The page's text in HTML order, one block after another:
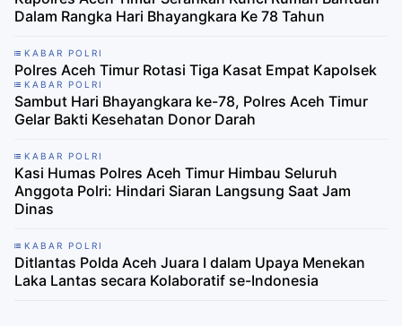
Dalam Rangka Hari Bhayangkara Ke 78 Tahun
KABAR POLRI
Polres Aceh Timur Rotasi Tiga Kasat Empat Kapolsek
KABAR POLRI
Sambut Hari Bhayangkara ke-78, Polres Aceh Timur
Gelar Bakti Kesehatan Donor Darah
KABAR POLRI
Kasi Humas Polres Aceh Timur Himbau Seluruh
Anggota Polri: Hindari Siaran Langsung Saat Jam
Dinas
KABAR POLRI
Ditlantas Polda Aceh Juara I dalam Upaya Menekan
Laka Lantas secara Kolaboratif se-Indonesia